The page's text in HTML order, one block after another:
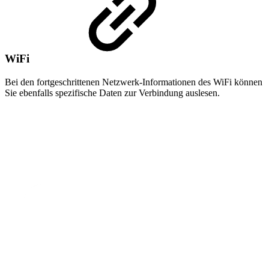
WiFi
Bei den fortgeschrittenen Netzwerk-Informationen des WiFi können
Sie ebenfalls spezifische Daten zur Verbindung auslesen.